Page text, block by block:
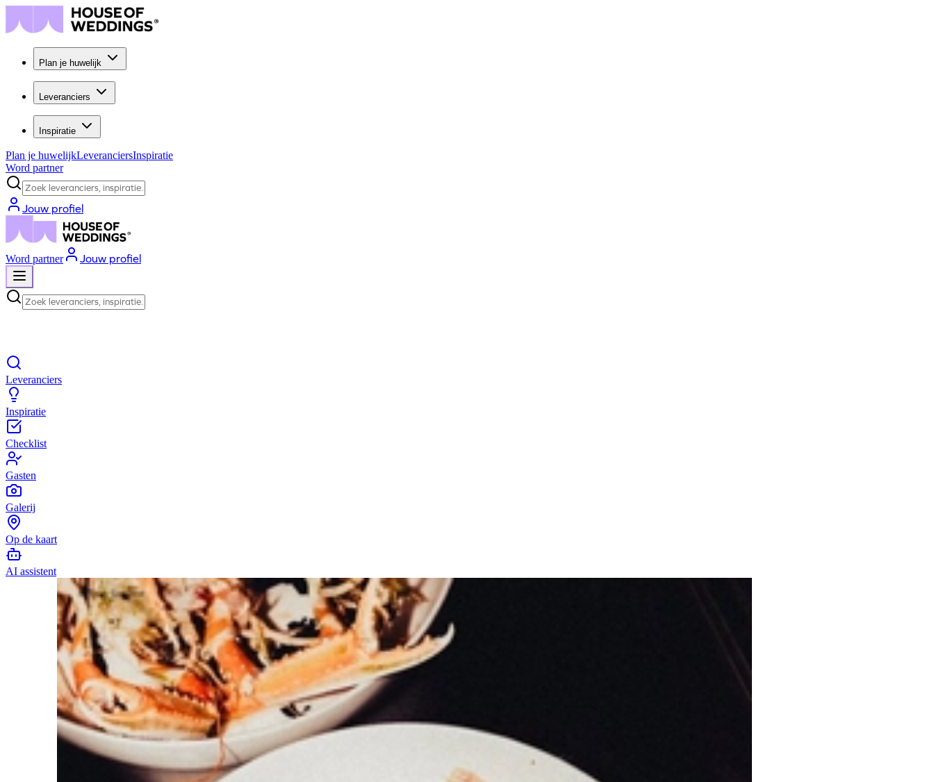
Plan je huwelijk
Leveranciers
Inspiratie
Plan je huwelijkLeveranciersInspiratie
Word partner
Zoek leveranciers, inspiratie...
Jouw profiel
Word partner Jouw profiel
Zoek leveranciers, inspiratie...
Leveranciers
Inspiratie
Checklist
Gasten
Galerij
Op de kaart
AI assistent